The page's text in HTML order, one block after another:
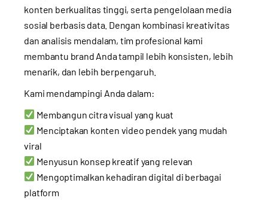
konten berkualitas tinggi, serta pengelolaan media
sosial berbasis data. Dengan kombinasi kreativitas
dan analisis mendalam, tim profesional kami
membantu brand Anda tampil lebih konsisten, lebih
menarik, dan lebih berpengaruh.
Kami mendampingi Anda dalam:
Membangun citra visual yang kuat
Menciptakan konten video pendek yang mudah
viral
Menyusun konsep kreatif yang relevan
Mengoptimalkan kehadiran digital di berbagai
platform